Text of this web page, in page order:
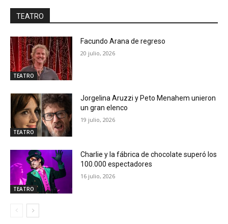
TEATRO
TEATRO
Facundo Arana de regreso
20 julio, 2026
TEATRO
Jorgelina Aruzzi y Peto Menahem unieron
un gran elenco
19 julio, 2026
TEATRO
Charlie y la fábrica de chocolate superó los
100.000 espectadores
16 julio, 2026